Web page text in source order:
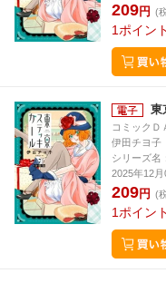
209円 (
1 ポイント
東
コミックＤ
伊田チヨ子
シリーズ名：
2025年12
209円 (
1 ポイント